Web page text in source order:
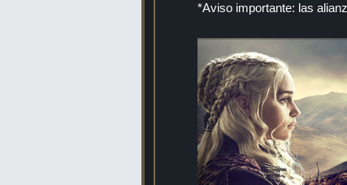
*Aviso importante: las